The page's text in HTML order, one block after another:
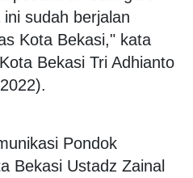
sudah berjalan
Kota Bekasi," kata
Bekasi Tri Adhianto
Pondok
Bekasi Ustadz Zainal